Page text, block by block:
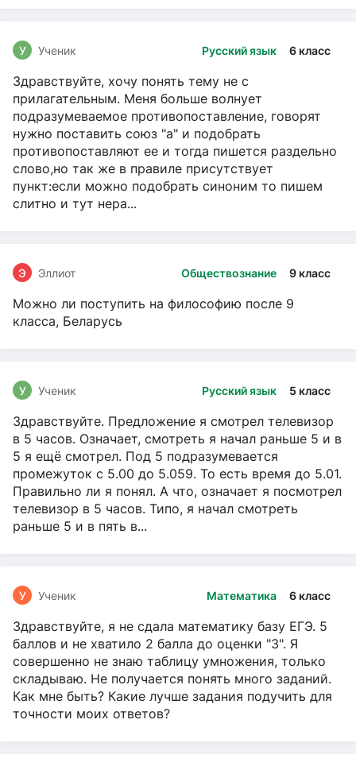
Русский язык 6 класс
У Ученик
Здравствуйте, хочу понять тему не с
прилагательным. Меня больше волнует
подразумеваемое противопоставление, говорят
нужно поставить союз "а" и подобрать
противопоставляют ее и тогда пишется раздельно
слово,но так же в правиле присутствует
пункт:если можно подобрать синоним то пишем
слитно и тут нера...
Обществознание 9 класс
Э Эллиот
Можно ли поступить на философию после 9
класса, Беларусь
Русский язык 5 класс
У Ученик
Здравствуйте. Предложение я смотрел телевизор
в 5 часов. Означает, смотреть я начал раньше 5 и в
5 я ещё смотрел. Под 5 подразумевается
промежуток с 5.00 до 5.059. То есть время до 5.01.
Правильно ли я понял. А что, означает я посмотрел
телевизор в 5 часов. Типо, я начал смотреть
раньше 5 и в пять в...
Математика 6 класс
У Ученик
Здравствуйте, я не сдала математику базу ЕГЭ. 5
баллов и не хватило 2 балла до оценки "3". Я
совершенно не знаю таблицу умножения, только
складываю. Не получается понять много заданий.
Как мне быть? Какие лучше задания подучить для
точности моих ответов?